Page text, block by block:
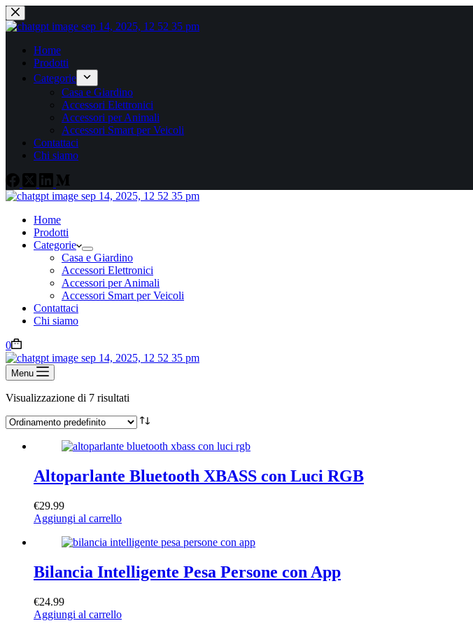
Home
Prodotti
Categorie
Casa e Giardino
Accessori Elettronici
Accessori per Animali
Accessori Smart per Veicoli
Contattaci
Chi siamo
Home
Prodotti
Categorie
Casa e Giardino
Accessori Elettronici
Accessori per Animali
Accessori Smart per Veicoli
Contattaci
Chi siamo
0
Menu
Visualizzazione di 7 risultati
Altoparlante Bluetooth XBASS con Luci RGB
€29.99
Aggiungi al carrello
Bilancia Intelligente Pesa Persone con App
€24.99
Aggiungi al carrello